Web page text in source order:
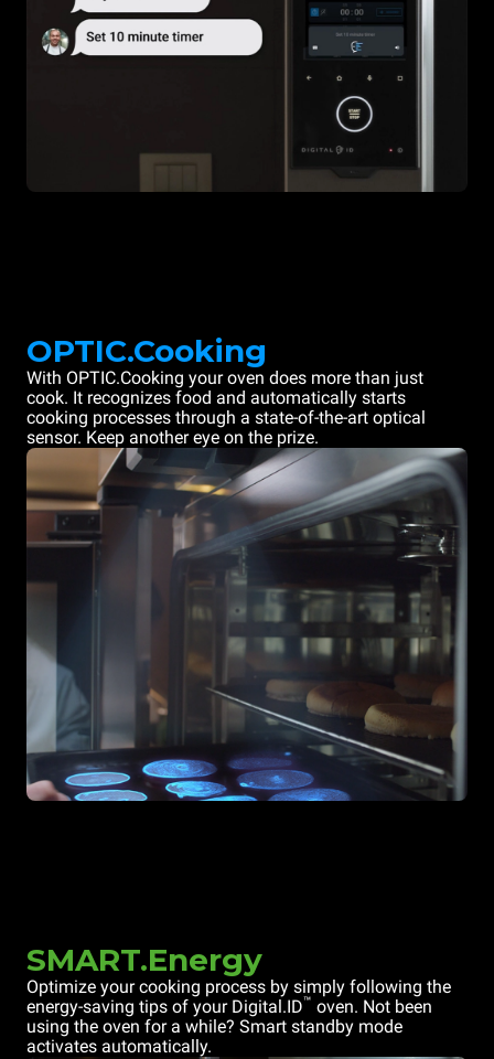
OPTIC.Cooking
With OPTIC.Cooking your oven does more than just
cook. It recognizes food and automatically starts
cooking processes through a state-of-the-art optical
sensor. Keep another eye on the prize.
SMART.Energy
Optimize your cooking process by simply following the
energy-saving tips of your Digital.ID™ oven. Not been
using the oven for a while? Smart standby mode
activates automatically.